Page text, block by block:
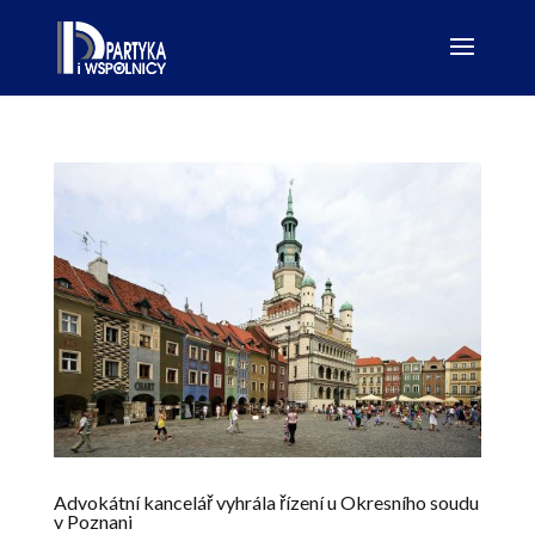
Advokátní kancelář vyhrála řízení u Okresního soudu
v Poznani